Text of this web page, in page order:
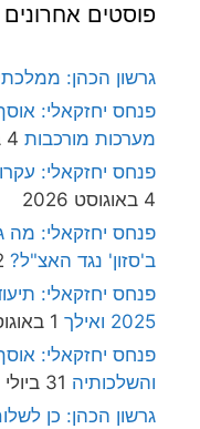
פוסטים אחרונים
גרשון הכהן:
פנחס יחזקאלי:
מערכות מורכבות 4 באוגוסט 2026
פנחס יחזקאלי:
4 באוגוסט 2026
פנחס יחזקאלי: מה
ב'סזון' נגד האצ"ל? 2
פנחס יחזקאלי:
2025 ואילך
1 באוגוסט 2026
פנחס יחזקאלי:
והשלכותיה 31 ביולי 2026
גרשון הכהן: כן